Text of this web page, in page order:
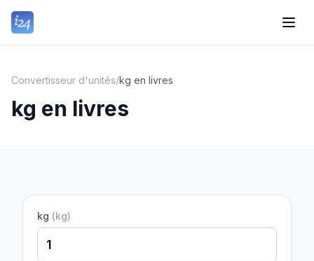
Convertisseur d'unités/kg en livres
kg en livres
kg (kg)